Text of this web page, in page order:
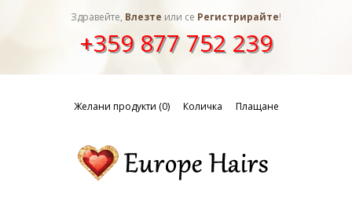
Здравейте, Влезте или се Регистрирайте!
+359 877 752 239
Желани продукти (0) Количка Плащане